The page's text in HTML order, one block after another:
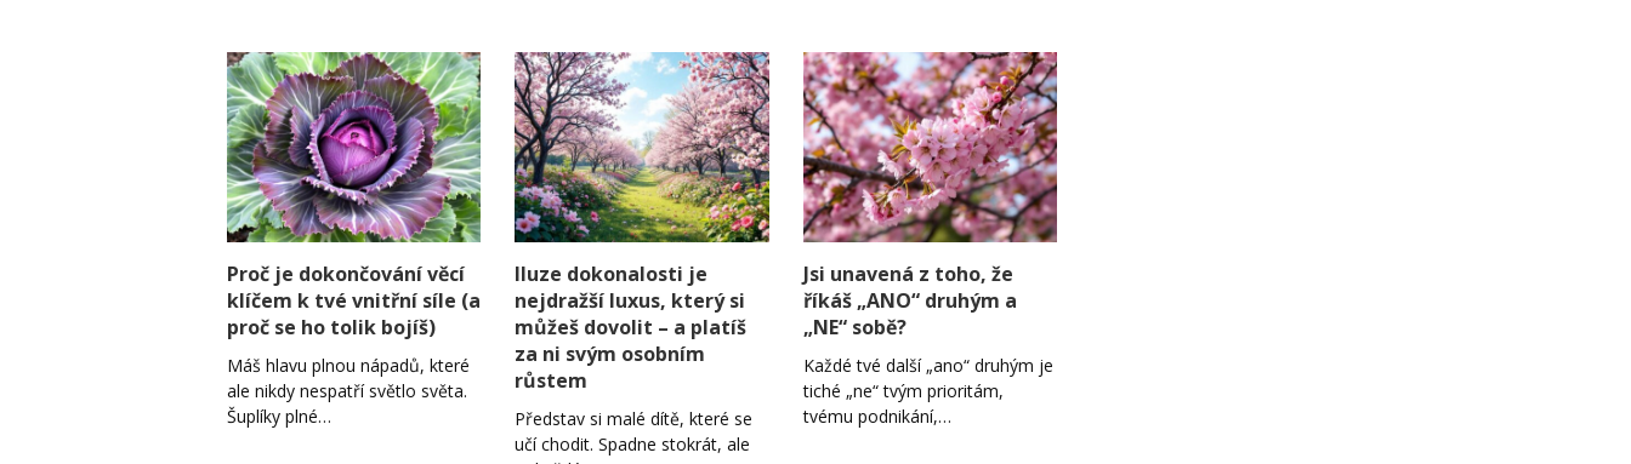
Proč je dokončování věcí
klíčem k tvé vnitřní síle (a
proč se ho tolik bojíš)
Máš hlavu plnou nápadů, které
ale nikdy nespatří světlo světa.
Šuplíky plné…
Iluze dokonalosti je
nejdražší luxus, který si
můžeš dovolit – a platíš
za ni svým osobním
růstem
Představ si malé dítě, které se
učí chodit. Spadne stokrát, ale
Jsi unavená z toho, že
říkáš „ANO“ druhým a
„NE“ sobě?
Každé tvé další „ano“ druhým je
tiché „ne“ tvým prioritám,
tvému podnikání,…